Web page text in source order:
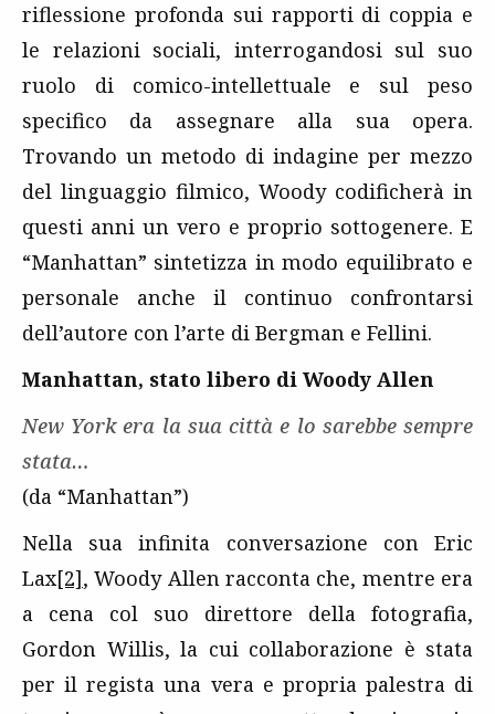
riflessione profonda sui rapporti di coppia e
le relazioni sociali, interrogandosi sul suo
ruolo di comico-intellettuale e sul peso
specifico da assegnare alla sua opera.
Trovando un metodo di indagine per mezzo
del linguaggio filmico, Woody codificherà in
questi anni un vero e proprio sottogenere. E
“Manhattan” sintetizza in modo equilibrato e
personale anche il continuo confrontarsi
dell’autore con l’arte di Bergman e Fellini.
Manhattan, stato libero di Woody Allen
New York era la sua città e lo sarebbe sempre
stata…
(da “Manhattan”)
Nella sua infinita conversazione con Eric
Lax[2], Woody Allen racconta che, mentre era
a cena col suo direttore della fotografia,
Gordon Willis, la cui collaborazione è stata
per il regista una vera e propria palestra di